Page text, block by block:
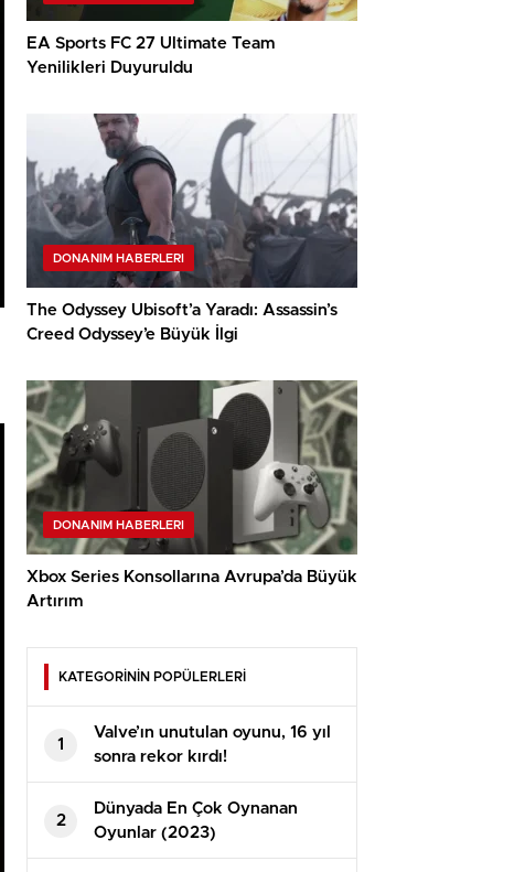
EA Sports FC 27 Ultimate Team
Yenilikleri Duyuruldu
DONANIM HABERLERI
The Odyssey Ubisoft’a Yaradı: Assassin’s
Creed Odyssey’e Büyük İlgi
DONANIM HABERLERI
Xbox Series Konsollarına Avrupa’da Büyük
Artırım
KATEGORİNİN POPÜLERLERİ
1
Valve’ın unutulan oyunu, 16 yıl
sonra rekor kırdı!
2
Dünyada En Çok Oynanan
Oyunlar (2023)